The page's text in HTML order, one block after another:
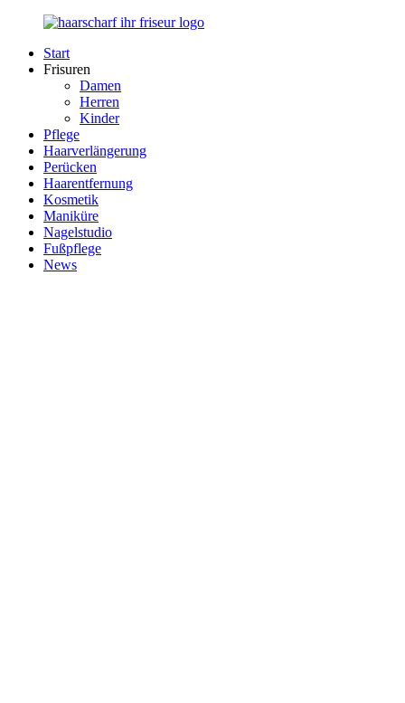
Zurück
Inhalt
Haarscharf
Händen
Start
Frisuren
Damen
Herren
Kinder
Pflege
Haarverlängerung
Perücken
Haarentfernung
Kosmetik
Maniküre
Nagelstudio
Fußpflege
News